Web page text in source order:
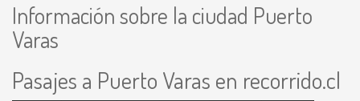
Información sobre la ciudad Puerto
Varas
Pasajes a Puerto Varas en recorrido.cl